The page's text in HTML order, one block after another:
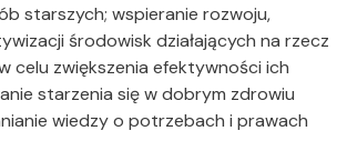
starszych; wspieranie rozwoju,
środowisk działających na rzecz
celu zwiększenia efektywności ich
starzenia się w dobrym zdrowiu
wiedzy o potrzebach i prawach